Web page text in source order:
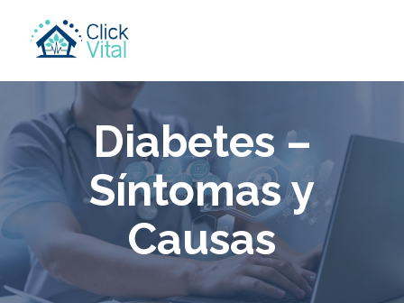
Diabetes –
Síntomas y
Causas